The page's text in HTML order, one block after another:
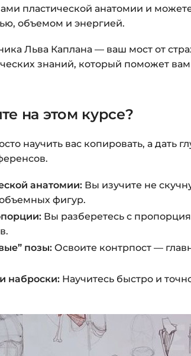
пластической анатомии и
объемом и энергией.
Льва Каплана — ваш мост от
знаний, который поможет
на этом курсе?
научить вас копировать, а дать
анатомии: Вы изучите не
фигур.
Вы разберетесь с
позы: Освоите контрпост —
наброски: Научитесь быстро и